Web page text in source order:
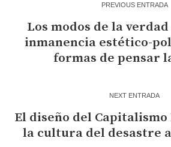
PREVIOUS ENTRADA
Los modos de la
inmanencia estético-
formas de pensar
NEXT ENTRADA
El diseño del
la cultura del desastre